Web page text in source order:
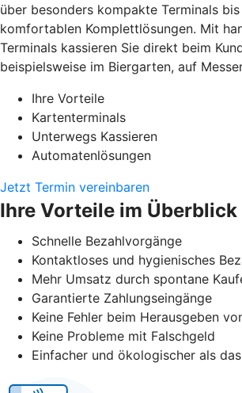
über besonders kompakte Terminals
komfortablen Komplettlösungen. Mit
Terminals kassieren Sie direkt beim
beispielsweise im Biergarten, auf
Ihre Vorteile
Kartenterminals
Unterwegs Kassieren
Automatenlösungen
Jetzt Termin vereinbaren
Ihre Vorteile im Überblick
Schnelle Bezahlvorgänge
Kontaktloses und hygienisches
Mehr Umsatz durch spontane
Garantierte Zahlungseingänge
Keine Fehler beim Herausgeben
Keine Probleme mit Falschgeld
Einfacher und ökologischer als